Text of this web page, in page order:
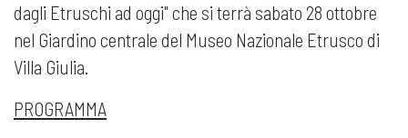
dagli Etruschi ad oggi" che si terrà sabato 28 ottobre
nel Giardino centrale del Museo Nazionale Etrusco di
Villa Giulia.
PROGRAMMA